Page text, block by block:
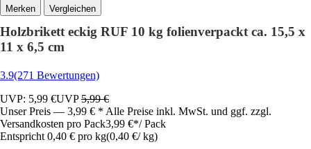
Vergleichen
Holzbrikett eckig RUF 10 kg folienverpackt ca. 15,5 x
11 x 6,5 cm
3.9(271 Bewertungen)
UVP: 5,99 €UVP5,99 €
Unser Preis — 3,99 € * Alle Preise inkl. MwSt. und ggf. zzgl.
Versandkosten pro Pack3,99 €*/ Pack
Entspricht 0,40 € pro kg(0,40 €/ kg)